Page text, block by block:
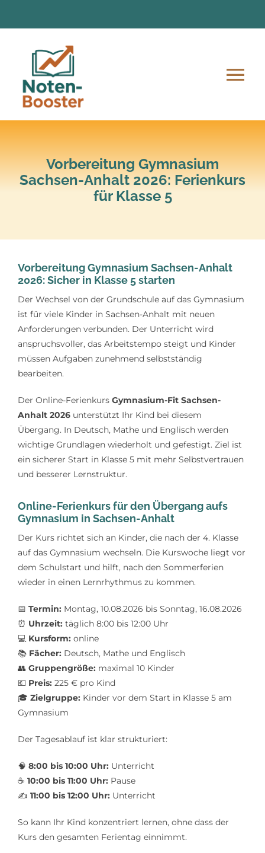
Angebote
Anmeldung und Ablauf
Lern-Material
Lerntipps
Vorbereitung Gymnasium
Sachsen-Anhalt 2026: Ferienkurs
für Klasse 5
Vorbereitung Gymnasium Sachsen-Anhalt
2026: Sicher in Klasse 5 starten
Der Wechsel von der Grundschule auf das Gymnasium
ist für viele Kinder in Sachsen-Anhalt mit neuen
Anforderungen verbunden. Der Unterricht wird
anspruchsvoller, das Arbeitstempo steigt und Kinder
müssen Aufgaben zunehmend selbstständig
bearbeiten.
Der Online-Ferienkurs Gymnasium-Fit Sachsen-
Anhalt 2026unterstützt Ihr Kind bei diesem
Übergang. In Deutsch, Mathe und Englisch werden
wichtige Grundlagen wiederholt und gefestigt. Ziel ist
ein sicherer Start in Klasse 5 mit mehr Selbstvertrauen
und besserer Lernstruktur.
Online-Ferienkurs für den Übergang aufs
Gymnasium in Sachsen-Anhalt
Der Kurs richtet sich an Kinder, die nach der 4. Klasse
auf das Gymnasium wechseln. Die Kurswoche liegt vor
dem Schulstart und hilft, nach den Sommerferien
wieder in einen Lernrhythmus zu kommen.
📅 Termin:Montag, 10.08.2026 bis Sonntag, 16.08.2026
⏰ Uhrzeit:täglich 8:00 bis 12:00 Uhr
💻 Kursform:online
📚 Fächer:Deutsch, Mathe und Englisch
👥 Gruppengröße:maximal 10 Kinder
💶 Preis:225 € pro Kind
🎓 Zielgruppe:Kinder vor dem Start in Klasse 5 am
Gymnasium
Der Tagesablauf ist klar strukturiert:
🧠 8:00 bis 10:00 Uhr:Unterricht
☕ 10:00 bis 11:00 Uhr:Pause
✍️ 11:00 bis 12:00 Uhr:Unterricht
So kann Ihr Kind konzentriert lernen, ohne dass der
Kurs den gesamten Ferientag einnimmt.